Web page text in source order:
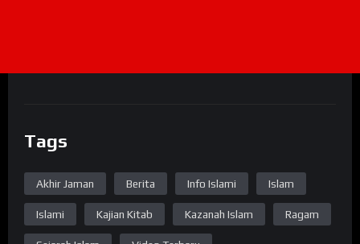
Tags
Akhir Jaman Berita Info Islami Islam
Islami Kajian Kitab Kazanah Islam Ragam